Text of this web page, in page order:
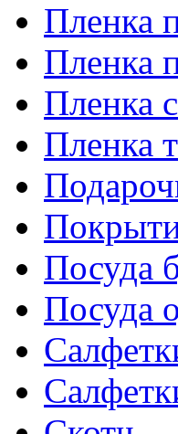
Пленка
Пленка
Пленка
Пленка
Посуда
Посуда